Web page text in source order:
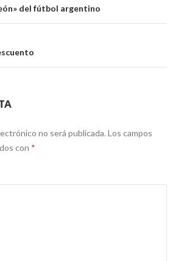
del fútbol argentino
no será publicada. Los campos
con *